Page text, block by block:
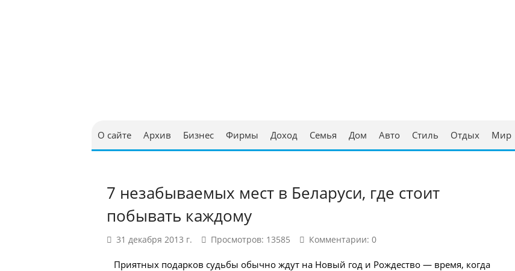
О сайте Архив Бизнес Фирмы Доход Семья Дом Авто Стиль Отдых Мир
7 незабываемых мест в Беларуси, где стоит
побывать каждому
31 декабря 2013 г. Просмотров: 13585 Комментарии: 0
Приятных подарков судьбы обычно ждут на Новый год и Рождество — время, когда